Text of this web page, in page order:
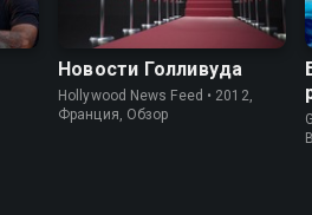
Новости Голливуда
Hollywood News Feed • 2012,
Франция, Обзор